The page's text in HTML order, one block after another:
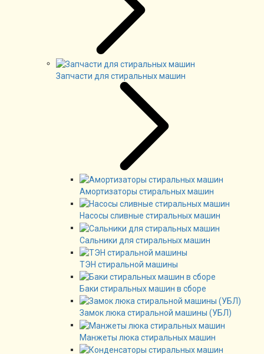
Запчасти для стиральных машин
Амортизаторы стиральных машин
Насосы сливные стиральных машин
Сальники для стиральных машин
ТЭН стиральной машины
Баки стиральных машин в сборе
Замок люка стиральной машины (УБЛ)
Манжеты люка стиральных машин